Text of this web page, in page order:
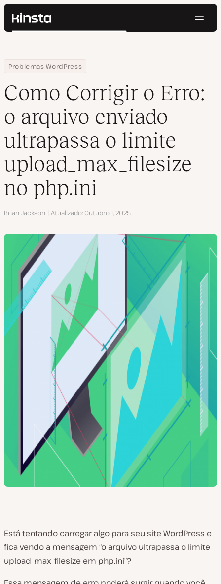
Kinsta®
Preços
Contato
Pesquisar
Home
Centro de Recursos
Blog
Problemas WordPress
Como Corrigir o Erro: o arquivo enviado ultrapassa o limite
Como Corrigir o Erro:
o arquivo enviado
ultrapassa o limite
upload_max_filesize
no php.ini
Autor
Brian Jackson Atualizado Outubro 1, 2025
Está tentando carregar algo para seu site WordPress e
fica vendo a mensagem “o arquivo ultrapassa o limite
upload_max_filesize em php.ini”?